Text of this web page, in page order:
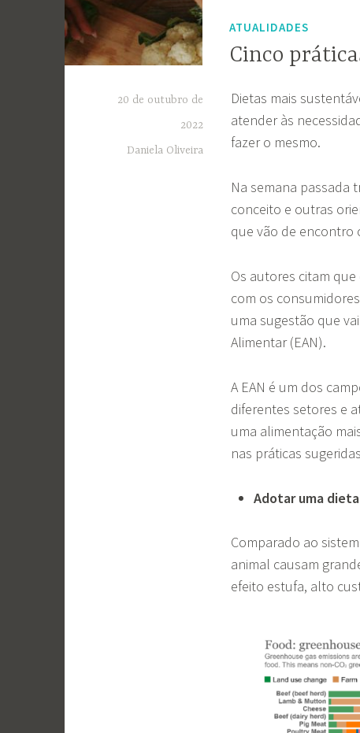
ATUALIDADES
Cinco
20 de outubro de
2022
Daniela Oliveira
Dietas mais
atender às
fazer o mesmo.
Na semana passada
conceito e outras
que vão de encontro
Os autores citam
com os
uma sugestão que
Alimentar (EAN).
A EAN é um dos
diferentes setores e
uma alimentação
nas práticas
Adotar uma
Comparado ao
animal causam
efeito estufa, alto